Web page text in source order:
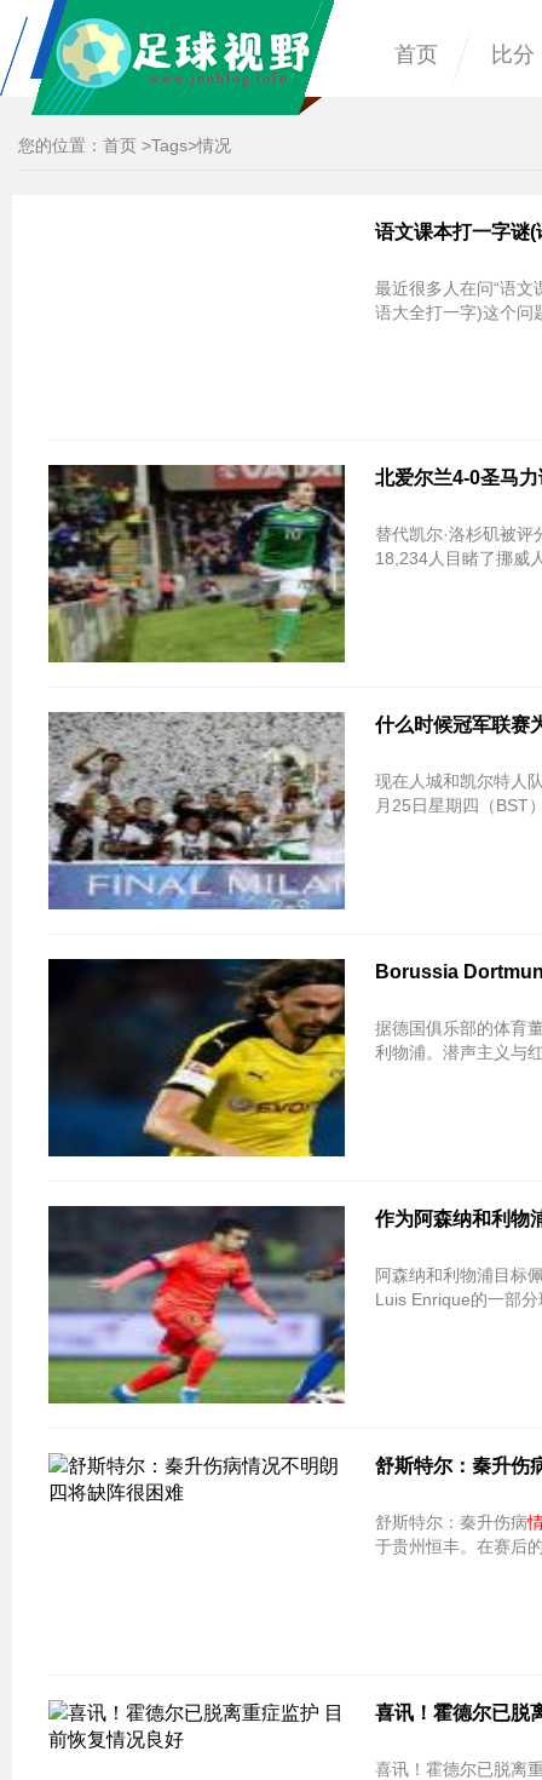
首页 比分
您的位置： 首页 >Tags>情况
语文课本打一字谜
最近很多人在问“语
语大全打一字)这个问
北爱尔兰4-0圣马
替代凯尔·洛杉矶被
18,234人目睹了挪威
什么时候冠军联赛
现在人城和凯尔特人
月25日星期四（BST
Borussia
据德国俱乐部的体育
利物浦。潜声主义与
作为阿森纳和利物
阿森纳和利物浦目标
Luis Enrique的一部
舒斯特尔：秦升伤
舒斯特尔：秦升伤病
于贵州恒丰。在赛后
喜讯！霍德尔已脱
喜讯！霍德尔已脱离